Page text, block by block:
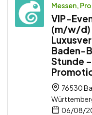
Messen,
VIP-
(m/w/d)
Baden-
Stunde
76530
06/08/